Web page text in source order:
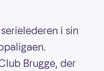
i sin
Brugge, der